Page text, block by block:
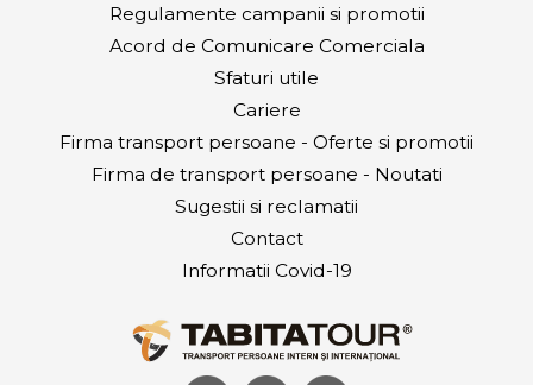
Regulamente campanii si promotii
Acord de Comunicare Comerciala
Sfaturi utile
Cariere
Firma transport persoane - Oferte si promotii
Firma de transport persoane - Noutati
Sugestii si reclamatii
Contact
Informatii Covid-19